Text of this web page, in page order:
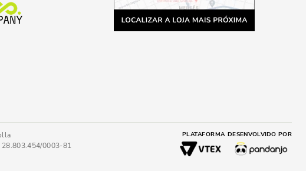
28.803.454/0003-81
PLATAFORMA DESENVOLVIDO POR